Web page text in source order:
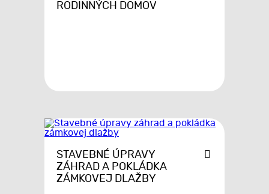
RODINNÝCH DOMOV
STAVEBNÉ ÚPRAVY
ZÁHRAD A POKLÁDKA
ZÁMKOVEJ DLAŽBY